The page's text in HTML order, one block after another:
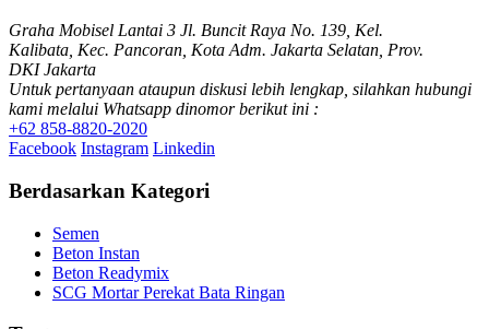
Graha Mobisel Lantai 3 Jl. Buncit Raya No. 139, Kel.
Kalibata, Kec. Pancoran, Kota Adm. Jakarta Selatan, Prov.
DKI Jakarta
Untuk pertanyaan ataupun diskusi lebih lengkap, silahkan hubungi
kami melalui Whatsapp dinomor berikut ini :
+62 858-8820-2020
Facebook Instagram Linkedin
Berdasarkan Kategori
Semen
Beton Instan
Beton Readymix
SCG Mortar Perekat Bata Ringan